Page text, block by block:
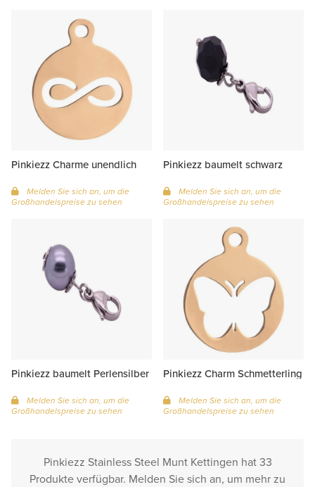
Pinkiezz Charme unendlich
Melden Sie sich an, um die
Großhandelspreise zu sehen
Pinkiezz baumelt schwarz
Melden Sie sich an, um die
Großhandelspreise zu sehen
Pinkiezz baumelt Perlensilber
Melden Sie sich an, um die
Großhandelspreise zu sehen
Pinkiezz Charm Schmetterling
Melden Sie sich an, um die
Großhandelspreise zu sehen
Pinkiezz Stainless Steel Munt Kettingen hat 33
Produkte verfügbar. Melden Sie sich an, um mehr zu